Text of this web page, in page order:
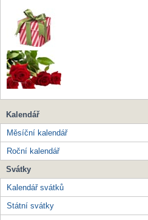
Kalendář
Měsíční kalendář
Roční kalendář
Svátky
Kalendář svátků
Státní svátky